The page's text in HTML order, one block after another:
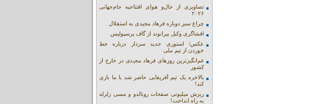
تصاویری از حال‌و هوای افتتاحیه جام‌جهانی
۲۰۲۶
چراغ سبز دوباره فرهاد مجیدی به استقلال
افشاگری وکیل بیرانوند از گاف‌ پرسپولیس
عکس/ استوری جدید سردار درباره خط
خوردن از تیم ملی
غم‌انگیزترین روزهای فرهاد مجیدی در خارج از
کشور
بالاخره یک تیم آفریقایی حاضر شد با ما بازی
کند!
ریزش میلیونی صفحات رونالدو و مسی زلزله
به راه انداخت!